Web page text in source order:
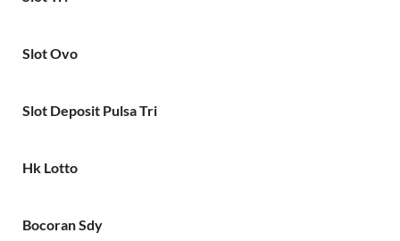
Slot Ovo
Slot Deposit Pulsa Tri
Hk Lotto
Bocoran Sdy